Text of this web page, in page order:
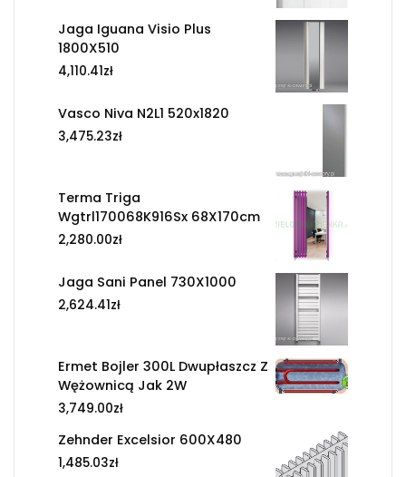
Jaga Iguana Visio Plus
1800X510
4,110.41zł
Vasco Niva N2L1 520x1820
3,475.23zł
Terma Triga
Wgtrl170068K916Sx 68X170cm
2,280.00zł
Jaga Sani Panel 730X1000
2,624.41zł
Ermet Bojler 300L Dwupłaszcz Z
Wężownicą Jak 2W
3,749.00zł
Zehnder Excelsior 600X480
1,485.03zł